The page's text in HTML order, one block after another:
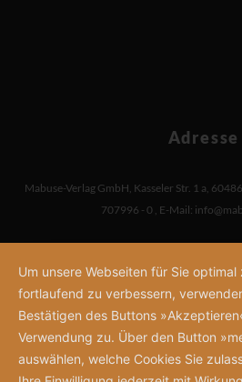
Adresse
Mabuse-Verlag GmbH, Kasseler Str. 1 a,
707996 - 0 , E-Mail:
Um unsere Webseiten für Sie
fortlaufend zu verbessern,
Bestätigen des Buttons
Verwendung zu. Über den Button
auswählen, welche Cookies Sie